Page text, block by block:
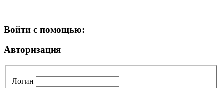
Войти с помощью:
Авторизация
Логин